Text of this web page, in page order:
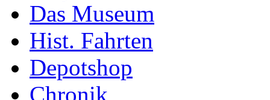
Das Museum
Hist. Fahrten
Depotshop
Chronik